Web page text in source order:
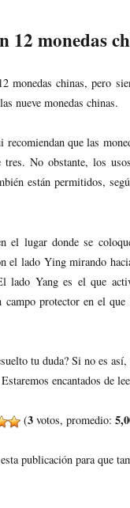
12 monedas
monedas chinas, pero
nueve monedas chinas.
recomiendan que las
tres. No obstante, los
están permitidos,
el lugar donde se
el lado Ying mirando
lado Yang es el que
campo protector en el que
tu duda? Si no es
encantados de
(3 votos, promedio:
publicación para que